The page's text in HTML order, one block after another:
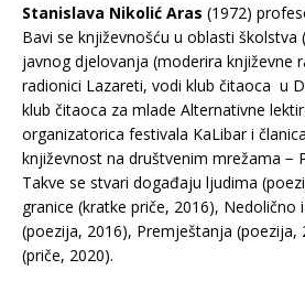
Stanislava Nikolić Aras (1972)
Bavi se književnošću u oblasti školstva
javnog djelovanja (moderira književne
radionici Lazareti, vodi klub čitaoca u
klub čitaoca za mlade Alternativne
organizatorica festivala KaLibar i
književnost na društvenim mrežama −
Takve se stvari događaju ljudima
granice (kratke priče, 2016), Nedolično
(poezija, 2016), Premještanja (poezija,
(priče, 2020).